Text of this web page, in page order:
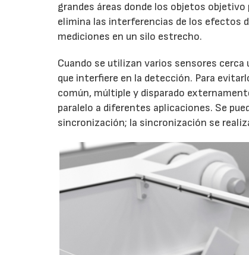
grandes áreas donde los objetos objetivo
elimina las interferencias de los efectos
mediciones en un silo estrecho.
Cuando se utilizan varios sensores
que interfiere en la detección. Para
común, múltiple y disparado
paralelo a diferentes aplicaciones. Se
sincronización; la sincronización se